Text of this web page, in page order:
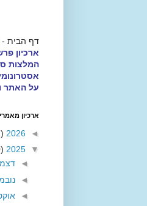
דף הבית -
ארכיון
המלצות
על האתר
ארכיון
◄
2026
▼
2025
◄
◄
◄